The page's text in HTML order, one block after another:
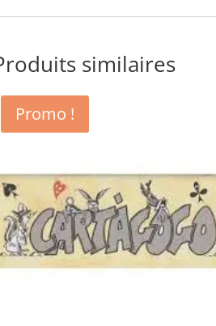
similaires
Promo !